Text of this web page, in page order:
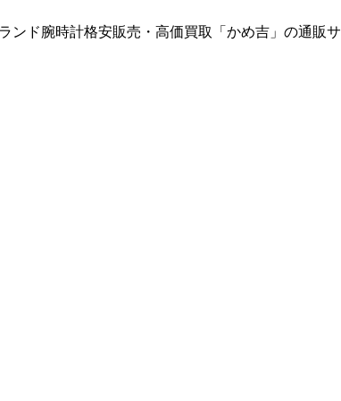
ンド腕時計格安販売・高価買取「かめ吉」の通販